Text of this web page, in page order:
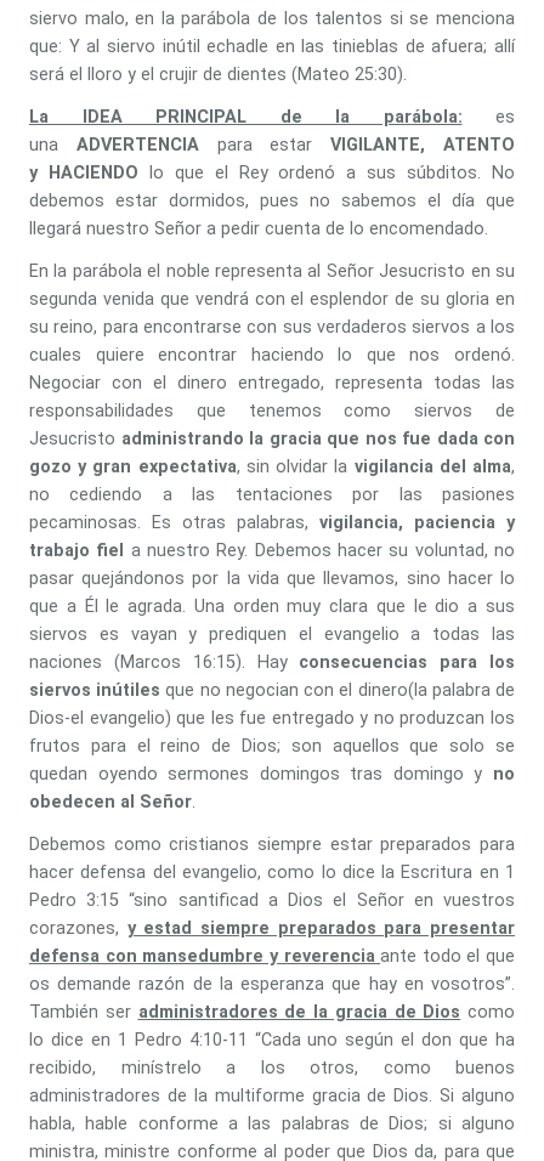
siervo malo, en la parábola de los talentos si se menciona
que: Y al siervo inútil echadle en las tinieblas de afuera; allí
será el lloro y el crujir de dientes (Mateo 25:30).
La IDEA PRINCIPAL de la parábola: es
una ADVERTENCIApara estarVIGILANTE, ATENTO
y HACIENDO lo que el Rey ordenó a sus súbditos. No
debemos estar dormidos, pues no sabemos el día que
llegará nuestro Señor a pedir cuenta de lo encomendado.
En la parábola el noble representa al Señor Jesucristo en su
segunda venida que vendrá con el esplendor de su gloria en
su reino, para encontrarse con sus verdaderos siervos a los
cuales quiere encontrar haciendo lo que nos ordenó.
Negociar con el dinero entregado, representa todas las
responsabilidades que tenemos como siervos de
Jesucristo administrando la gracia que nos fue dada con
gozo y gran expectativa, sin olvidar la vigilancia del alma,
no cediendo a las tentaciones por las pasiones
pecaminosas. Es otras palabras, vigilancia, paciencia y
trabajo fiel a nuestro Rey. Debemos hacer su voluntad, no
pasar quejándonos por la vida que llevamos, sino hacer lo
que a Él le agrada. Una orden muy clara que le dio a sus
siervos es vayan y prediquen el evangelio a todas las
naciones (Marcos 16:15). Hay consecuencias para los
siervos inútiles que no negocian con el dinero(la palabra de
Dios-el evangelio) que les fue entregado y no produzcan los
frutos para el reino de Dios; son aquellos que solo se
quedan oyendo sermones domingos tras domingo y no
obedecen al Señor.
Debemos como cristianos siempre estar preparados para
hacer defensa del evangelio, como lo dice la Escritura en 1
Pedro 3:15 “sino santificad a Dios el Señor en vuestros
corazones, y estad siempre preparados para presentar
defensa con mansedumbre y reverenciaante todo el que
os demande razón de la esperanza que hay en vosotros”.
También ser administradores de la gracia de Dios como
lo dice en 1 Pedro 4:10-11 “Cada uno según el don que ha
recibido, minístrelo a los otros, como buenos
administradores de la multiforme gracia de Dios. Si alguno
habla, hable conforme a las palabras de Dios; si alguno
ministra, ministre conforme al poder que Dios da, para que